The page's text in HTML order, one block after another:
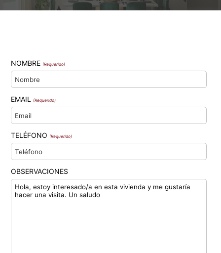
NOMBRE (Requerido)
EMAIL (Requerido)
TELÉFONO (Requerido)
OBSERVACIONES